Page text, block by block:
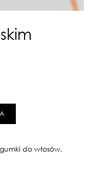
do włosów,